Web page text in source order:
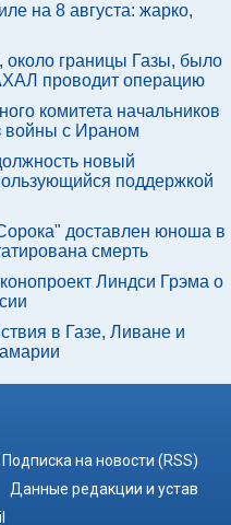
на 8 августа: жарко,
около границы Газы, было
проводит операцию
комитета начальников
с Ираном
новый
поддержкой
доставлен юноша в
смерть
Линдси Грэма о
в Газе, Ливане и
Подписка на новости (RSS)
Данные редакции и устав